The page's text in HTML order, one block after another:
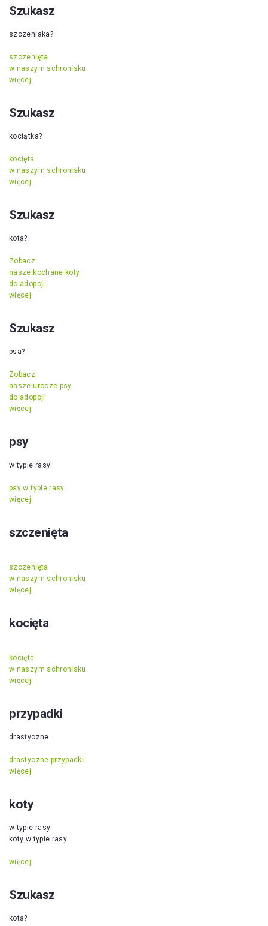
Szukasz
szczeniaka?
szczenięta
w naszym schronisku
więcej
Szukasz
kociątka?
kocięta
w naszym schronisku
więcej
Szukasz
kota?
Zobacz
nasze kochane koty
do adopcji
więcej
Szukasz
psa?
Zobacz
nasze urocze psy
do adopcji
więcej
psy
w typie rasy
psy w typie rasy
więcej
szczenięta
szczenięta
w naszym schronisku
więcej
kocięta
kocięta
w naszym schronisku
więcej
przypadki
drastyczne
drastyczne przypadki
więcej
koty
w typie rasy
koty w typie rasy
więcej
Szukasz
kota?